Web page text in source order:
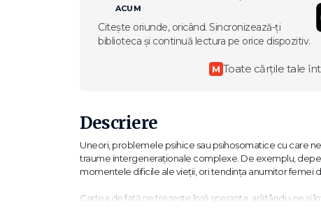
ACUM
Citește oriunde, oricând. Sincronizează-ți
biblioteca și continuă lectura pe orice dispozitiv.
M Toate cărțile tale
Descriere
Uneori, problemele psihice sau psihosomatice cu care
traume intergeneraționale complexe. De exemplu,
momentele dificile ale vieții, ori tendința anumitor femei
Cartea de față ne trezește însă speranța, arătându-ne și